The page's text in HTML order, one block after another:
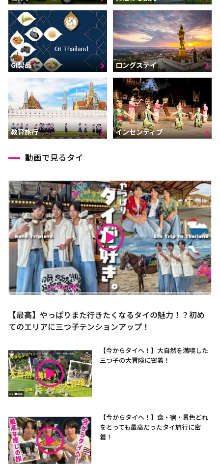
GI製品 ロングステイ
教育旅行 インセンティブ
動画で見るタイ
【最高】やっぱりまた行きたくなるタイの魅力！？初め
てのエリアに三つ子テンションアップ！
【今からタイへ！】大自然を満喫した
三つ子の大冒険に密着！
【今からタイへ！】食・宿・景色どれ
をとっても最高だったタイ旅行に密
着！